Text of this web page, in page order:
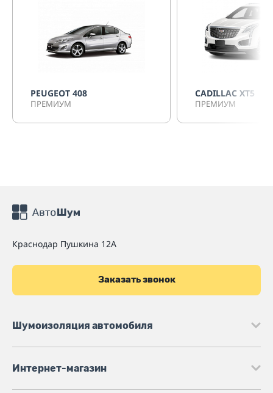
PEUGEOT 408
ПРЕМИУМ
CADILLAC XT5
ПРЕМИУМ
Краснодар Пушкина 12А
Заказать звонок
Шумоизоляция автомобиля
Интернет-магазин